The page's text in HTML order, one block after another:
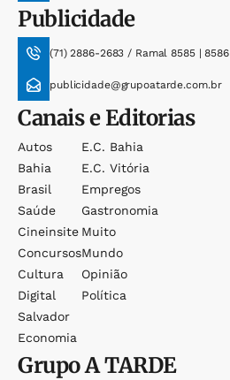
Publicidade
(71) 2886-2683 / Ramal 8585 | 8586
publicidade@grupoatarde.com.br
Canais e Editorias
Autos
Bahia
Brasil
Saúde
Cineinsite
Concursos
Cultura
Digital
Salvador
Economia
E.c. Bahia
E.c. Vitória
Empregos
Gastronomia
Muito
Mundo
Opinião
Política
GrupoA TARDE